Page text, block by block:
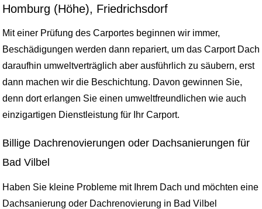
Homburg (Höhe), Friedrichsdorf
Mit einer Prüfung des Carportes beginnen wir immer,
Beschädigungen werden dann repariert, um das Carport Dach
daraufhin umweltverträglich aber ausführlich zu säubern, erst
dann machen wir die Beschichtung. Davon gewinnen Sie,
denn dort erlangen Sie einen umweltfreundlichen wie auch
einzigartigen Dienstleistung für Ihr Carport.
Billige Dachrenovierungen oder Dachsanierungen für
Bad Vilbel
Haben Sie kleine Probleme mit Ihrem Dach und möchten eine
Dachsanierung oder Dachrenovierung in Bad Vilbel